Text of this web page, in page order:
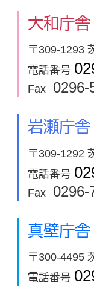
大和庁舎
〒309-1293
電話番号
Fax
0296-
岩瀬庁舎
〒309-1292
電話番号
Fax
0296-
真壁庁舎
〒300-4495
電話番号